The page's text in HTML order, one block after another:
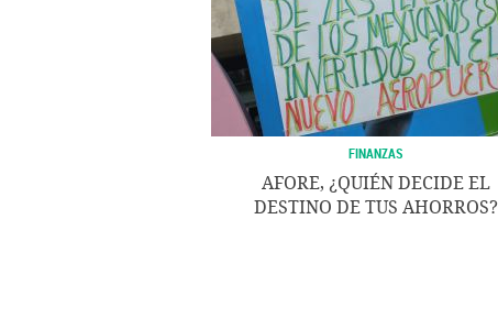
FINANZAS
AFORE, ¿QUIÉN DECIDE EL
DESTINO DE TUS AHORROS?